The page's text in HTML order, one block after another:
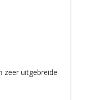
zeer uitgebreide